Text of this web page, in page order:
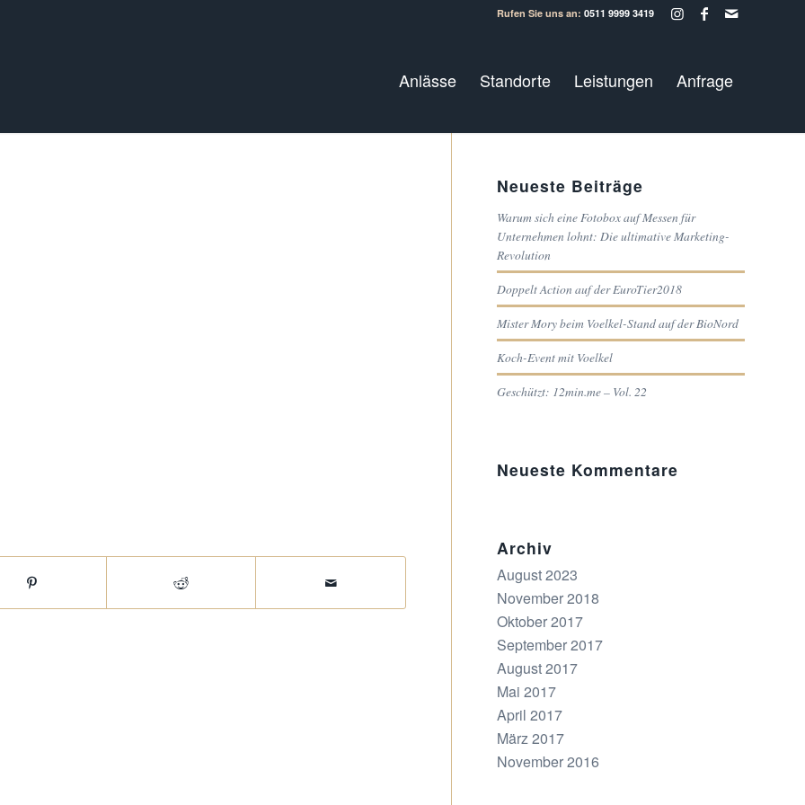
Rufen Sie uns an: 0511 9999 3419
Anlässe Standorte Leistungen Anfrage
Neueste Beiträge
Warum sich eine Fotobox auf Messen für
Unternehmen lohnt: Die ultimative Marketing-
Revolution
Doppelt Action auf der EuroTier2018
Mister Mory beim Voelkel-Stand auf der BioNord
Koch-Event mit Voelkel
Geschützt: 12min.me – Vol. 22
Neueste Kommentare
Archiv
August 2023
November 2018
Oktober 2017
September 2017
August 2017
Mai 2017
April 2017
März 2017
November 2016